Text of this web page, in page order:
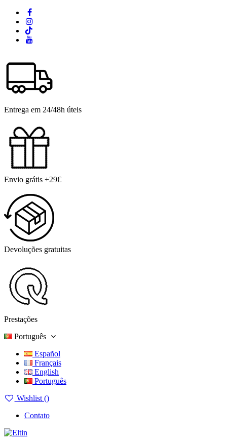
Entrega em 24/48h úteis
Envio grátis +29€
Devoluções gratuitas
Prestações
Português
Español
Français
English
Português
Wishlist ()
Contato